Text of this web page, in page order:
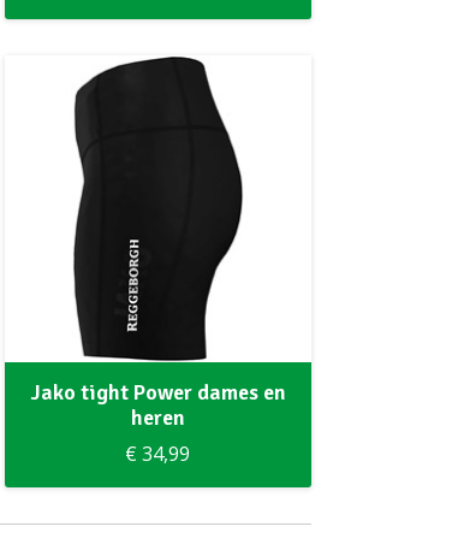
Jako tight Power dames en
heren
€ 34,99